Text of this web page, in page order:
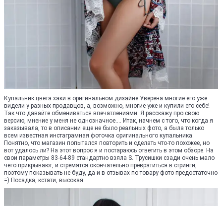
Купальник цвета хаки в оригинальном дизайне Уверена многие его уже
видели у разных продавцов, а, возможно, многие уже и купили его себе!
Так что давайте обмениваться впечатлениями. Я расскажу про свою
версию, мнение у меня не однозначное.... Итак, начнем с того, что когда я
заказывала, то в описании еще не было реальных фото, а была только
всем известная инстаграмная фоточка оригинального купальника.
Понятно, что магазин попытался повторить и сделать что-то похожее, но
вот удалось ли? На этот вопрос я и постараюсь ответить в этом обзоре. На
свои параметры 83-64-89 стандартно взяла S. Трусишки сзади очень мало
чего прикрывают, и стремятся окончательно превратиться в стринги,
поэтому показывать не буду, да и в отзывах по товару фото предостаточно
=) Посадка, кстати, высокая.